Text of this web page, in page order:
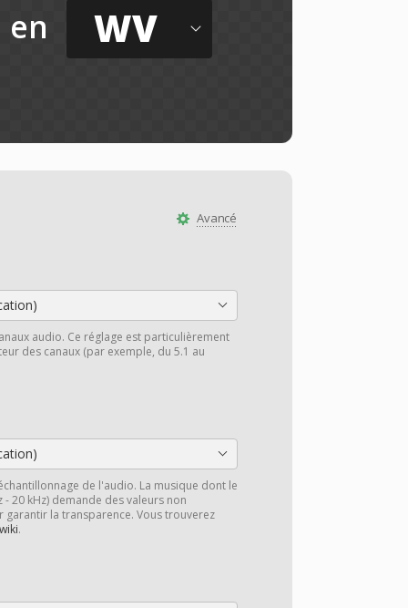
en WV
Avancé
audio. Ce réglage est particulièrement
des canaux (par exemple, du 5.1 au
de l'audio. La musique dont le
20 kHz) demande des valeurs non
garantir la transparence. Vous trouverez
wiki.